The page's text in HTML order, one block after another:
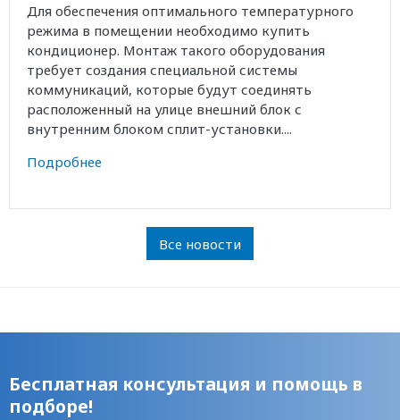
Для обеспечения оптимального температурного
режима в помещении необходимо купить
кондиционер. Монтаж такого оборудования
требует создания специальной системы
коммуникаций, которые будут соединять
расположенный на улице внешний блок с
внутренним блоком сплит-установки....
Подробнее
Все новости
Бесплатная консультация и помощь в
подборе!